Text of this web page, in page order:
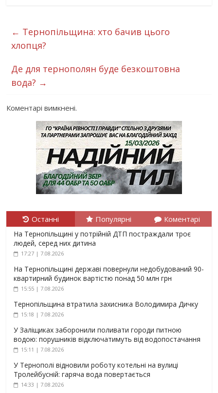
← Тернопільщина: хто бачив цього
хлопця?
Де для тернополян буде безкоштовна
вода? →
Коментарі вимкнені.
Останні Популярні Коментарі
На Тернопільщині у потрійній ДТП постраждали троє
людей, серед них дитина
17:27 | 7.08.2026
На Тернопільщині державі повернули недобудований 90-
квартирний будинок вартістю понад 50 млн грн
15:55 | 7.08.2026
Тернопільщина втратила захисника Володимира Дичку
15:18 | 7.08.2026
У Заліщиках заборонили поливати городи питною
водою: порушників відключатимуть від водопостачання
15:11 | 7.08.2026
У Тернополі відновили роботу котельні на вулиці
Тролейбусній: гаряча вода повертається
14:33 | 7.08.2026